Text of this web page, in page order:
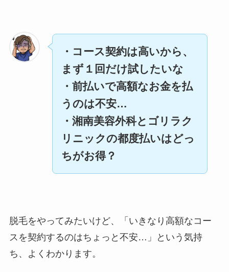
・コース契約は高いから、
まず１回だけ試したいな
・前払いで高額なお金を払
うのは不安…
・湘南美容外科とゴリラク
リニックの都度払いはどっ
ちがお得？
脱毛をやってみたいけど、「いきなり高額なコー
スを契約するのはちょっと不安…」という気持
ち、よくわかります。